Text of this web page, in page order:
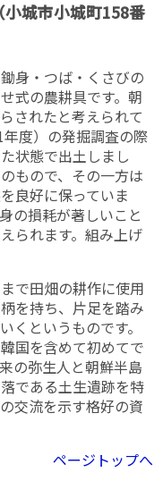
城市小城町158番
身・つば・くさびの
式の農耕具です。朝
されたと考えられて
度）の発掘調査の際
状態で出土しまし
もので、その一方は
良好に保っていま
の損耗が著しいこと
られます。組み上げ
で田畑の耕作に使用
を持ち、片足を踏み
くというものです。
国を含めて初めてで
の弥生人と朝鮮半島
である土生遺跡を特
交流を示す格好の資
ページトップへ